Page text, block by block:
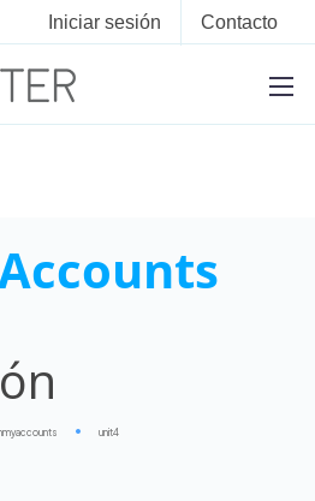
Iniciar sesión Contacto
unit4